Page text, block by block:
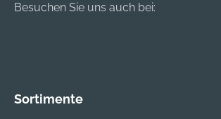
Besuchen Sie uns auch bei:
Sortimente